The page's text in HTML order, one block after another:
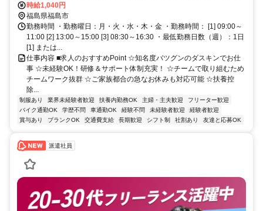
分
時給1,040円
福島県福島市
勤務時間 ・勤務曜日：月・火・水・木・金 ・勤務時間： [1] 09:00～
11:00 [2] 13:00～15:00 [3] 08:30～16:30 ・最低勤務日数（週）：1日
[1] または...
仕事内容 ■求人のおすすめPoint ☆知名度バツグンのダスキンでお仕
事 ☆未経験OK！研修＆サポート体制充実！ ☆チームで取り組むため
チームワーク抜群 ☆ご家族都合の急なお休みも対応可能 ☆扶養控
除...
制服あり 業界未経験者歓迎 扶養内勤務OK 主婦・主夫歓迎
フリーター歓迎
バイク通勤OK
学歴不問 車通勤OK 経験不問 未経験者歓迎
経験者歓迎
賞与あり
ブランクOK 交通費支給 長期歓迎 シフト制 社割あり 友達と応募OK
派遣社員